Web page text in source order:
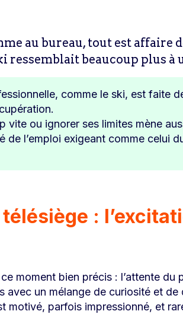
au bureau, tout est affaire
ressemblait beaucoup plus
comme le ski, est faite
vite ou ignorer ses limites mène
de l’emploi exigeant comme celui
:
moment bien précis : l’attente
avec un mélange de curiosité et
motivé, parfois impressionné, et